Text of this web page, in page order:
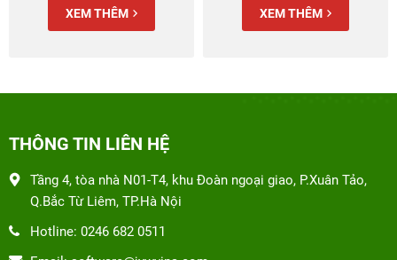
XEM THÊM XEM THÊM
THÔNG TIN LIÊN HỆ
Tầng 4, tòa nhà N01-T4, khu Đoàn ngoại giao, P.Xuân Tảo,
Q.Bắc Từ Liêm, TP.Hà Nội
Hotline: 0246 682 0511